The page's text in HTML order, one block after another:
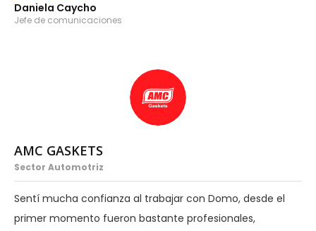
Daniela Caycho
Jefe de comunicaciones
AMC GASKETS
Sector Automotriz
Sentí mucha confianza al trabajar con Domo, desde el
primer momento fueron bastante profesionales,